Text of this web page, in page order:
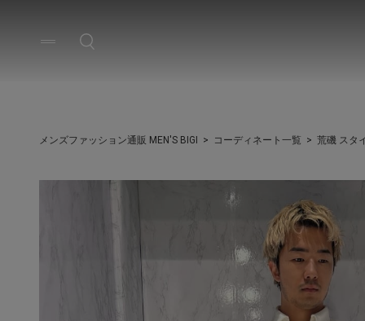
メンズファッション通販 MEN'S BIGI コーディネート一覧 荒磯 スタ